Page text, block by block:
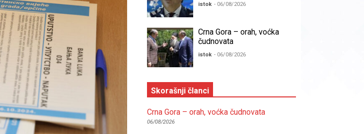
istok - 06/08/2026
Crna Gora – orah, voćka
čudnovata
istok - 06/08/2026
Skorašnji članci
Crna Gora – orah, voćka čudnovata
06/08/2026